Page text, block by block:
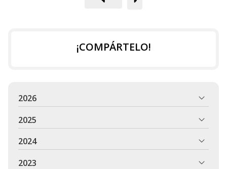
¡COMPÁRTELO!
2026
2025
2024
2023